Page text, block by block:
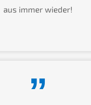
aus immer wieder!